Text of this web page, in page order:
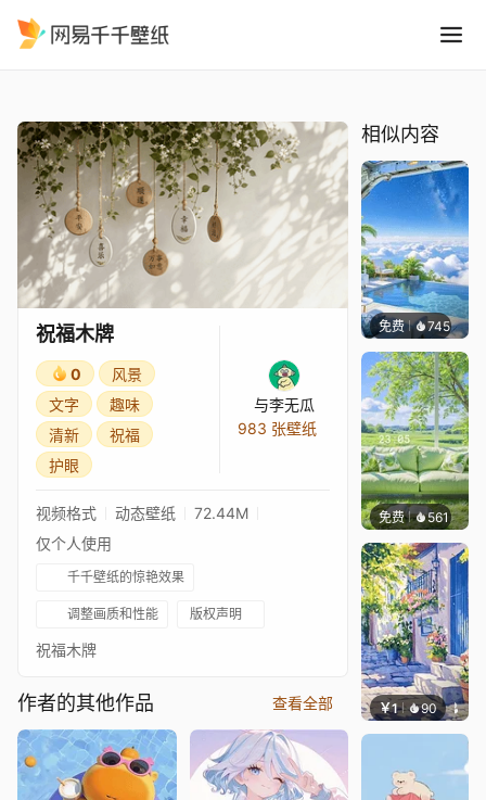
祝福木牌
0
风景
文字
趣味
清新
祝福
护眼
与李无瓜
983 张壁纸
视频格式 动态壁纸
72.44M
仅个人使用
千千壁纸的惊艳效果
调整画质和性能 版权声明
祝福木牌
作者的其他作品 查看全部
相似内容
免费 745豆子
免费 561豆子
￥1 90 叮叮